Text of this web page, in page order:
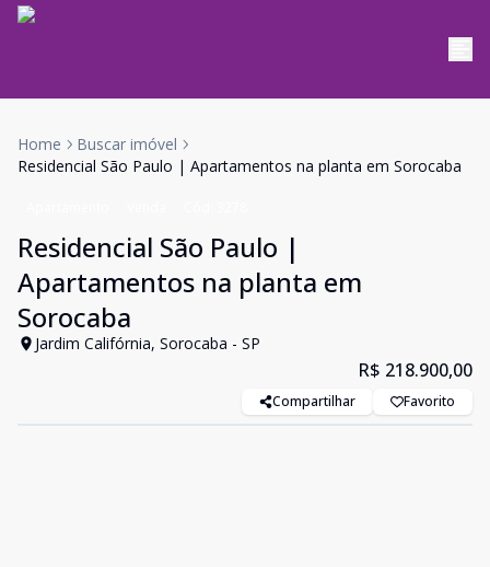
Home
Buscar imóvel
Residencial São Paulo | Apartamentos na planta em Sorocaba
Residencial São Paulo |
Apartamentos na planta em
Sorocaba
Jardim Califórnia, Sorocaba - SP
R$ 218.900,00
Compartilhar Favorito